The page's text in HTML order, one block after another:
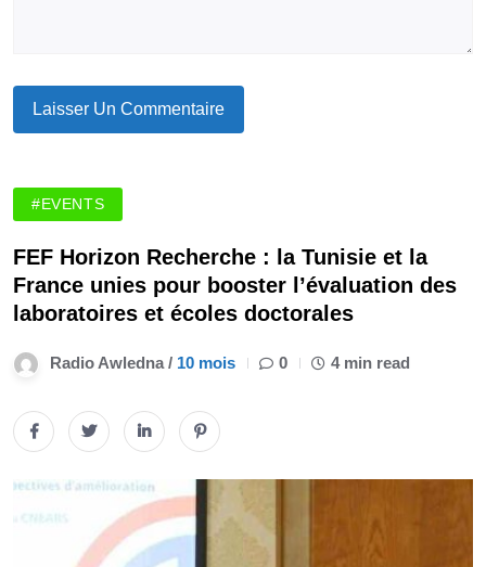
#EVENTS
FEF Horizon Recherche : la Tunisie et la
France unies pour booster l’évaluation des
laboratoires et écoles doctorales
Radio Awledna / 10 mois 0 4 min read